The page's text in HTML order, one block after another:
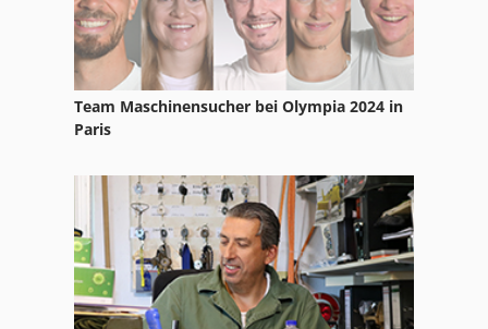
Team Maschinensucher bei Olympia 2024 in
Paris